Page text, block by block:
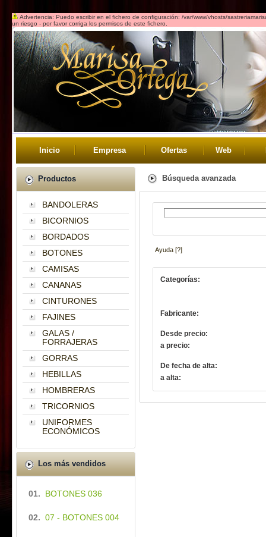
Advertencia: Puedo escribir en el fichero de configuración: /var/www/vhosts/
un riesgo - por favor corriga los permisos de este fichero.
Inicio Empresa Ofertas Web
Productos
BANDOLERAS
BICORNIOS
BORDADOS
BOTONES
CAMISAS
CANANAS
CINTURONES
FAJINES
GALAS /
FORRAJERAS
GORRAS
HEBILLAS
HOMBRERAS
TRICORNIOS
UNIFORMES
ECONÓMICOS
Los más vendidos
01. BOTONES 036
02. 07 - BOTONES 004
Búsqueda avanzada
Ayuda [?]
Categorías:
Fabricante:
Desde precio:
a precio:
De fecha de alta:
a alta: